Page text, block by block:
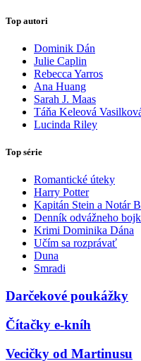
Top autori
Dominik Dán
Julie Caplin
Rebecca Yarros
Ana Huang
Sarah J. Maas
Táňa Keleová
Lucinda Riley
Top série
Romantické úteky
Harry Potter
Kapitán Stein a Notár
Denník odvážneho
Krimi Dominika Dána
Učím sa rozprávať
Duna
Smradi
Darčekové poukážky
Čítačky e-kníh
Vecičky od Martinusu